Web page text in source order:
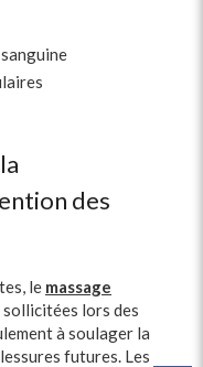
des
le massage
sollicitées lors des
à soulager la
futures. Les